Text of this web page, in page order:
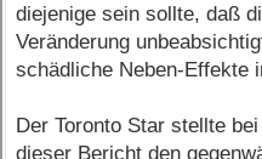
diejenige sein sollte, daß
Veränderung
schädliche Neben-Effekte
Der Toronto Star stellte
dieser Bericht den